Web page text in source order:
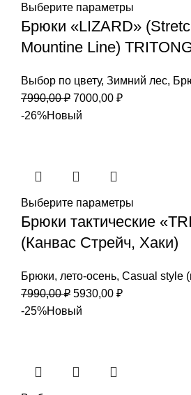
Выберите параметры
Брюки «LIZARD»
Mountine Line)
Выбор по цвету, Зимний лес,
7990,00₽ Первоначальная
цена
7000,00 ₽Текущая
-26%Новый
Выберите параметры
Брюки тактические
(Канвас Стрейч, Хаки)
Брюки, лето-осень, Casual style
7990,00₽ Первоначальная
цена
5930,00 ₽Текущая
-25%Новый